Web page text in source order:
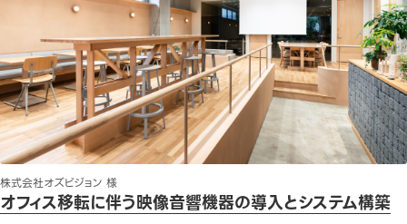
株式会社オズビジョン 様
オフィス移転に伴う映像音響機器の導入とシステム構築